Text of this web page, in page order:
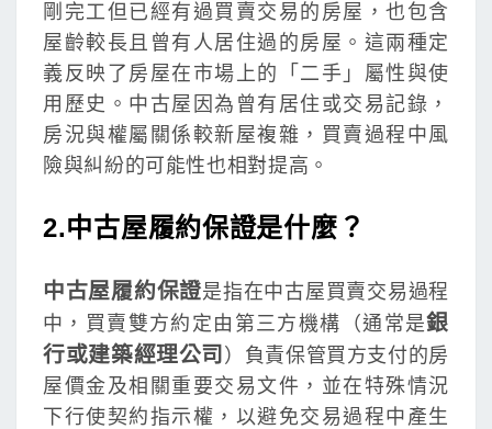
剛完工但已經有過買賣交易的房屋，也包含
屋齡較長且曾有人居住過的房屋。這兩種定
義反映了房屋在市場上的「二手」屬性與使
用歷史。中古屋因為曾有居住或交易記錄，
房況與權屬關係較新屋複雜，買賣過程中風
險與糾紛的可能性也相對提高。
2.中古屋履約保證是什麼？
中古屋履約保證是指在中古屋買賣交易過程
中，買賣雙方約定由第三方機構（通常是銀
行或建築經理公司 ）負責保管買方支付的房
屋價金及相關重要交易文件，並在特殊情況
下行使契約指示權，以避免交易過程中產生